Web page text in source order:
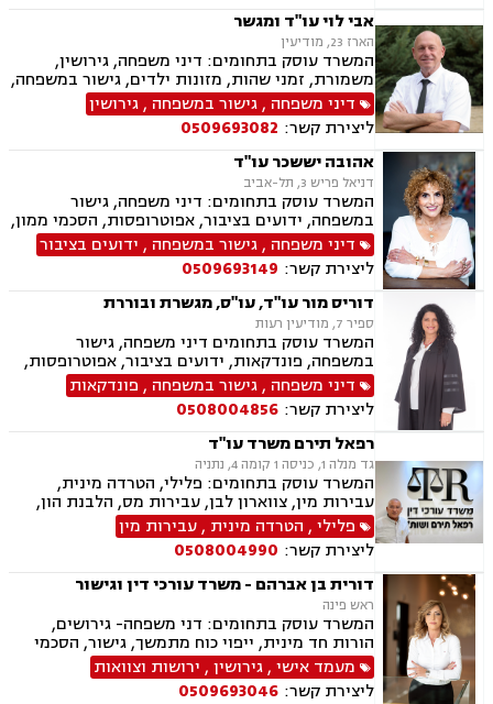
אבי לוי עו"ד ומגשר
הארז 23, מודיעין
המשרד עוסק בתחומים: דיני משפחה, גירושין,
משמורת, זמני שהות, מזונות ילדים, גישור במשפחה,
ניכור הורי, פירוק שיתוף, ייצוג בבית דין רבני "גיטין",
הסכמי ממון, אפוטרופסות, ייפוי כוח מתמשך, ירושות
וצוואות, העברה בין דורית, הסכם ידועים בציבור,
מקרקעין ונדל"ן, עסקאות מכר דירה, פינוי מושכר,
ליקויי בניה
דיני משפחה ,גישור במשפחה ,גירושין
ליצירת קשר: 0509693082
אהובה יששכר עו"ד
דניאל פריש 3, תל-אביב
המשרד עוסק בתחומים: דיני משפחה, גישור
במשפחה, ידועים בציבור, אפוטרופסות, הסכמי ממון,
אבהות, מזונות, משמורת, גירושין, הורות חד מינית,
נישואים אזרחיים, אימוץ, חלוקת רכוש, מעמד אישי,
זמני שהות, העברה בין דורית, ייפוי כוח מתמשך,
נוטריון
דיני משפחה ,גישור במשפחה , ידועים בציבור
ליצירת קשר: 0509693149
דוריס מור עו"ד, עו"ס, מגשרת ובוררת
ספיר 7, מודיעין רעות
המשרד עוסק בתחומים דיני משפחה, גישור
במשפחה, פונדקאות, ידועים בציבור, אפוטרופסות,
הסכמי ממון, אבהות, מזונות, משמורת, גירושין,
הורות חד מינית, נישואים אזרחיים, חוק הנוער,
אימוץ, חלוקת רכוש, מעמד אישי, זמני שהות, אומנה,
ייפוי כוח מתמשך
דיני משפחה ,גישור במשפחה , פונדקאות
ליצירת קשר: 0508004856
רפאל תירם משרד עו"ד
גד מנלה 1, כניסה 1 קומה 4, נתניה
המשרד עוסק בתחומים: פלילי, הטרדה מינית,
עבירות מין, צווארון לבן, עבירות מס, הלבנת הון,
אלימות במשפחה, עבירות סמים, ועדת שיחרורים,
תעבורה, נהיגה בשכרות, שלילת רישיון נהיגה,
פסילת רישיון מנהלית, המכון הרפואי לבטיחות
בדרכים, פשיטת רגל, הוצאה לפועל, דיני משפלה,
הסכמי ממון, צוואות וירושות, יפוי כוח מתמשך
פלילי, הטרדה מינית ,עבירות מין
ליצירת קשר: 0508004990
דורית בן אברהם - משרד עורכי דין וגישור
ראש פינה
המשרד עוסק בתחומים: דני משפחה- גירושים,
הורות חד מינית, ייפוי כוח מתמשך, גישור, הסכמי
ממון, צוואות וירושות, חלוקת רכוש. פלילי- עבירות
מין וסמים, אלימות במשפחה ותעבורה
מעמד אישי,גירושין, ירושות וצוואות
ליצירת קשר: 0509693046